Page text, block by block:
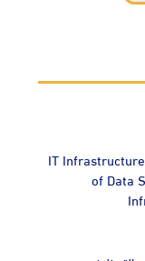
IT
of Data